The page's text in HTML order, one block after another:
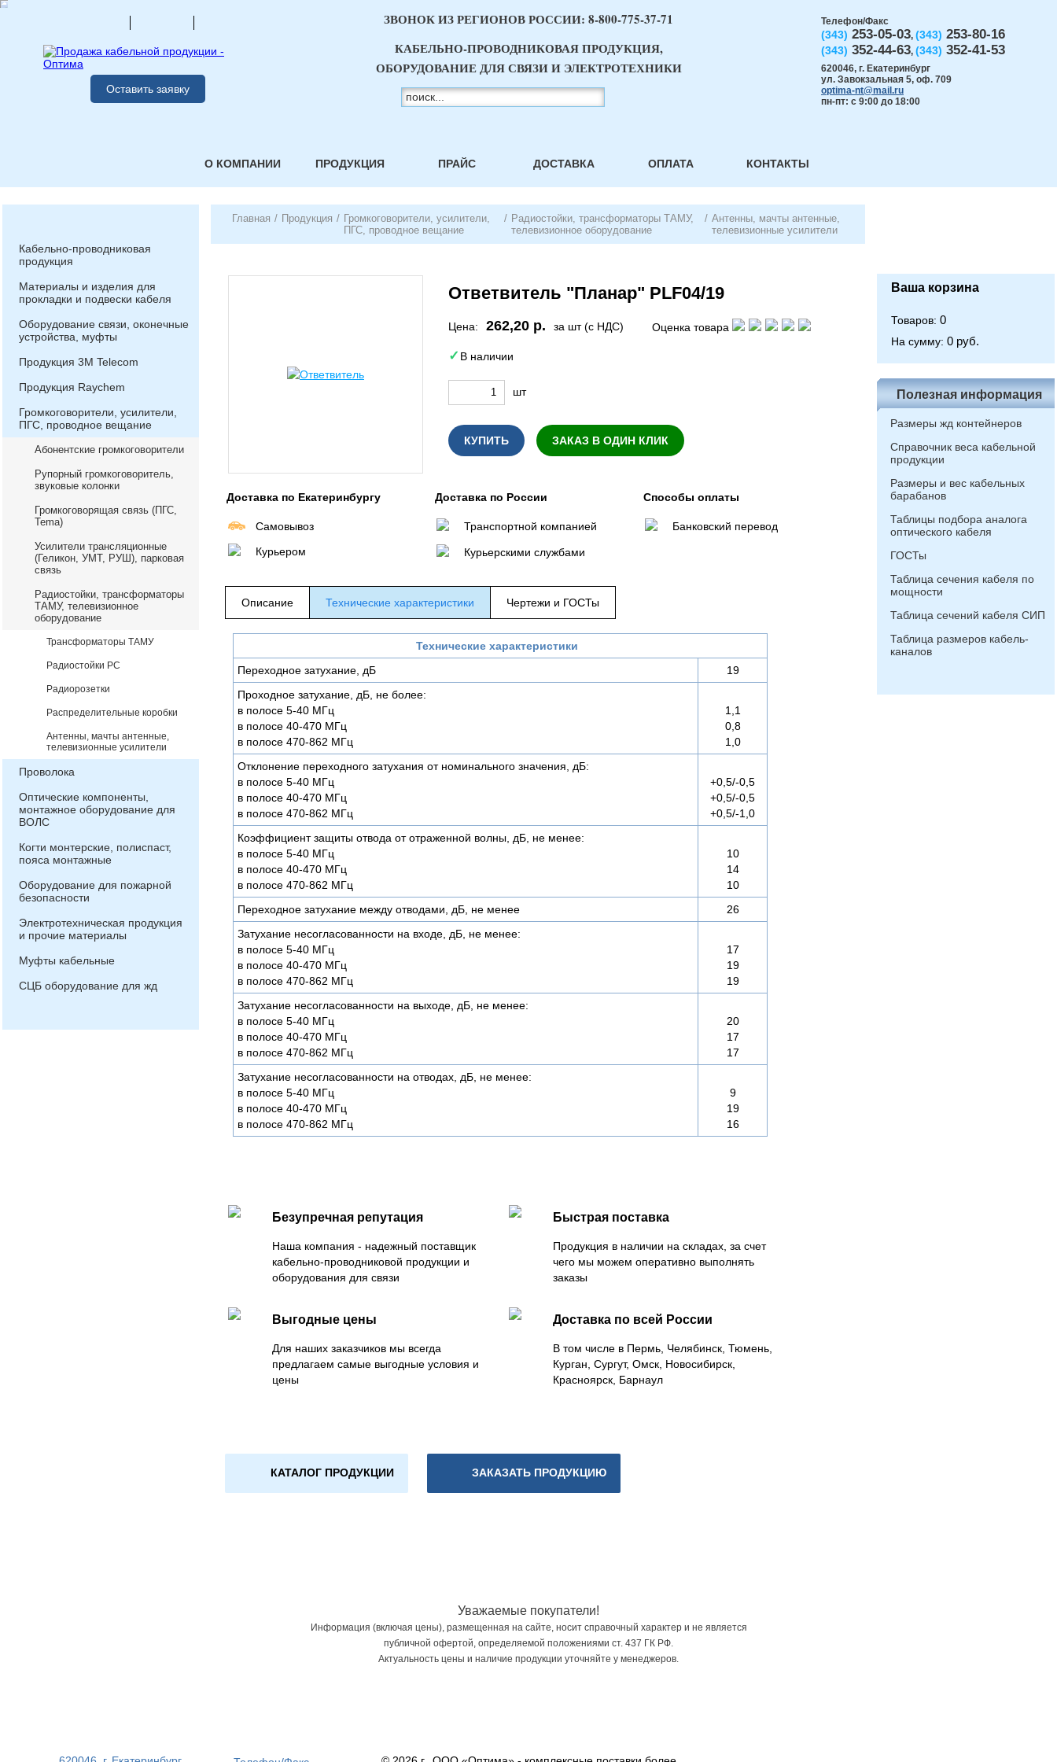
Оставить заявку
Телефон/Факс
(343) 253-05-03, (343) 253-80-16
(343) 352-44-63, (343) 352-41-53
620046, г. Екатеринбург
ул. Завокзальная 5, оф. 709
optima-nt@mail.ru
пн-пт: с 9:00 до 18:00
ЗВОНОК ИЗ РЕГИОНОВ РОССИИ: 8-800-775-37-71
КАБЕЛЬНО-ПРОВОДНИКОВАЯ ПРОДУКЦИЯ,
ОБОРУДОВАНИЕ ДЛЯ СВЯЗИ И ЭЛЕКТРОТЕХНИКИ
О КОМПАНИИ ПРОДУКЦИЯ ПРАЙС ДОСТАВКА ОПЛАТА КОНТАКТЫ
Кабельно-проводниковая
продукция
Материалы и изделия для
прокладки и подвески кабеля
Оборудование связи, оконечные
устройства, муфты
Продукция 3М Telecom
Продукция Raychem
Громкоговорители, усилители,
ПГС, проводное вещание
Абонентские громкоговорители
Рупорный громкоговоритель,
звуковые колонки
Громкоговорящая связь (ПГС,
Теma)
Усилители трансляционные
(Геликон, УМТ, РУШ), парковая
связь
Радиостойки, трансформаторы
ТАМУ, телевизионное
оборудование
Трансформаторы ТАМУ
Радиостойки РС
Радиорозетки
Распределительные коробки
Антенны, мачты антенные,
телевизионные усилители
Проволока
Оптические компоненты,
монтажное оборудование для
ВОЛС
Когти монтерские, полиспаст,
пояса монтажные
Оборудование для пожарной
безопасности
Электротехническая продукция
и прочие материалы
Муфты кабельные
СЦБ оборудование для жд
Главная / Продукция / Громкоговорители, усилители,
ПГС, проводное вещание
/ Радиостойки, трансформаторы ТАМУ,
телевизионное оборудование
/ Антенны, мачты антенные,
телевизионные усилители
Ответвитель "Планар" PLF04/19
Цена: 262,20 р. за шт (с НДС) Оценка товара
В наличии
шт
КУПИТЬ ЗАКАЗ В ОДИН КЛИК
Доставка по Екатеринбургу
Самовывоз
Курьером
Доставка по России
Транспортной компанией
Курьерскими службами
Способы оплаты
Банковский перевод
Описание Технические характеристики Чертежи и ГОСТы
Технические характеристики
Переходное затухание, дБ
19
Проходное затухание, дБ, не более:
в полосе 5-40 МГц
в полосе 40-470 МГц
в полосе 470-862 МГц
1,1
0,8
1,0
Отклонение переходного затухания от номинального значения, дБ:
в полосе 5-40 МГц
в полосе 40-470 МГц
в полосе 470-862 МГц
+0,5/-0,5
+0,5/-0,5
+0,5/-1,0
Коэффициент защиты отвода от отраженной волны, дБ, не менее:
в полосе 5-40 МГц
в полосе 40-470 МГц
в полосе 470-862 МГц
10
14
10
Переходное затухание между отводами, дБ, не менее
26
Затухание несогласованности на входе, дБ, не менее:
в полосе 5-40 МГц
в полосе 40-470 МГц
в полосе 470-862 МГц
17
19
19
Затухание несогласованности на выходе, дБ, не менее:
в полосе 5-40 МГц
в полосе 40-470 МГц
в полосе 470-862 МГц
20
17
17
Затухание несогласованности на отводах, дБ, не менее:
в полосе 5-40 МГц
в полосе 40-470 МГц
в полосе 470-862 МГц
9
19
16
Безупречная репутация
Наша компания - надежный поставщик
кабельно-проводниковой продукции и
оборудования для связи
Быстрая поставка
Продукция в наличии на складах, за счет
чего мы можем оперативно выполнять
заказы
Выгодные цены
Для наших заказчиков мы всегда
предлагаем самые выгодные условия и
цены
Доставка по всей России
В том числе в Пермь, Челябинск, Тюмень,
Курган, Сургут, Омск, Новосибирск,
Красноярск, Барнаул
КАТАЛОГ ПРОДУКЦИИ ЗАКАЗАТЬ ПРОДУКЦИЮ
Ваша корзина
Товаров: 0
На сумму: 0 руб.
Полезная информация
Размеры жд контейнеров
Справочник веса кабельной
продукции
Размеры и вес кабельных
барабанов
Таблицы подбора аналога
оптического кабеля
ГОСТы
Таблица сечения кабеля по
мощности
Таблица сечений кабеля СИП
Таблица размеров кабель-
каналов
Уважаемые покупатели!
Информация (включая цены), размещенная на сайте, носит справочный характер и не является
публичной офертой, определяемой положениями ст. 437 ГК РФ.
Актуальность цены и наличие продукции уточняйте у менеджеров.